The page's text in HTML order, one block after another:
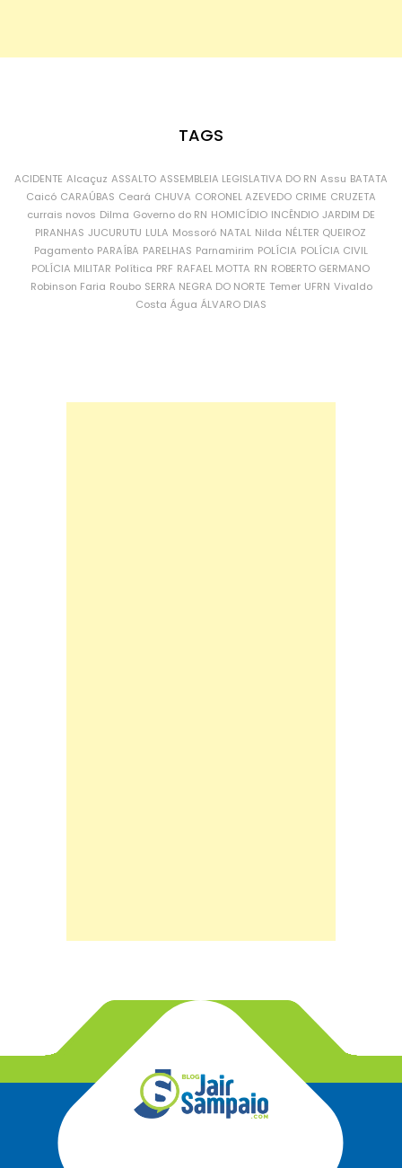
TAGS
ACIDENTE Alcaçuz ASSALTO ASSEMBLEIA LEGISLATIVA DO RN Assu BATATA
Caicó CARAÚBAS Ceará CHUVA CORONEL AZEVEDO CRIME CRUZETA
currais novos Dilma Governo do RN HOMICÍDIO INCÊNDIO JARDIM DE
PIRANHAS JUCURUTU LULA Mossoró NATAL Nilda NÉLTER QUEIROZ
Pagamento PARAÍBA PARELHAS Parnamirim POLÍCIA POLÍCIA CIVIL
POLÍCIA MILITAR Política PRF RAFAEL MOTTA RN ROBERTO GERMANO
Robinson Faria Roubo SERRA NEGRA DO NORTE Temer UFRN Vivaldo
Costa Água ÁLVARO DIAS